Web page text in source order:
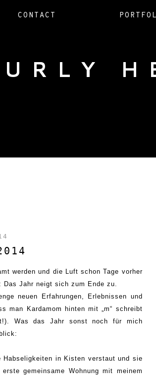
CONTACT
werden und die Luft schon Tage vorher
Das Jahrneigt sich zum Ende zu.
neuen Erfahrungen, Erlebnissen und
man Kardamom hinten mit „m“ schreibt
Was das Jahr sonst noch für mich
Habseligkeiten in Kisten verstaut und sie
gemeinsame Wohnung mit meinem